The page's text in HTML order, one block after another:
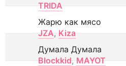
TRIDA
Жарю как мясо
JZA, Kiza
Думала Думала
Blockkid, MAYOT